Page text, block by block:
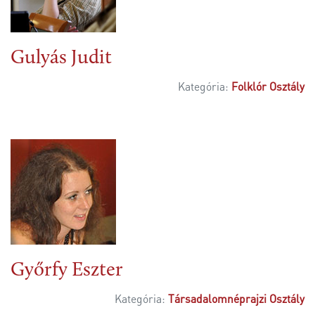
Gulyás Judit
Kategória: Folklór Osztály
Győrfy Eszter
Kategória: Társadalomnéprajzi Osztály